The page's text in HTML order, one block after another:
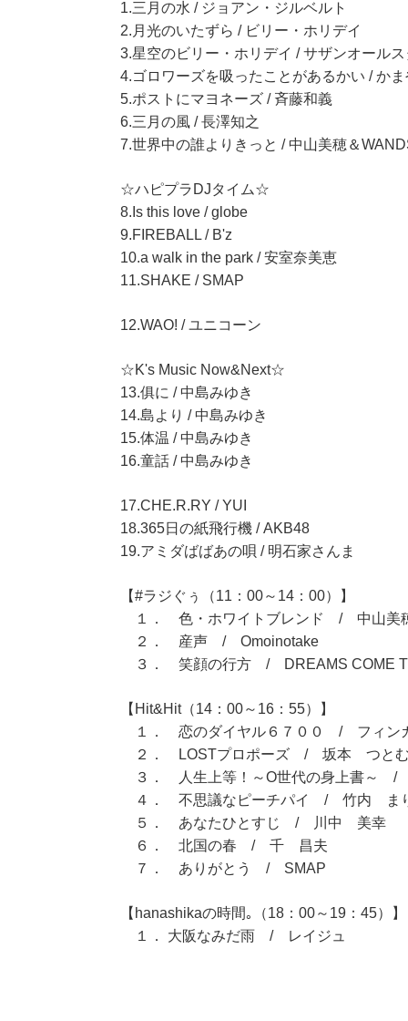
1.三月の水 / ジョアン・ジルベルト
2.月光のいたずら / ビリー・ホリデイ
3.星空のビリー・ホリデイ / サザンオール
4.ゴロワーズを吸ったことがあるかい / か
5.ポストにマヨネーズ / 斉藤和義
6.三月の風 / 長澤知之
7.世界中の誰よりきっと / 中山美穂＆
☆ハピプラDJタイム☆
8.Is this love / globe
9.FIREBALL / B'z
10.a walk in the park / 安室奈美恵
11.SHAKE / SMAP
12.WAO! / ユニコーン
☆K's Music Now&Next☆
13.俱に / 中島みゆき
14.島より / 中島みゆき
15.体温 / 中島みゆき
16.童話 / 中島みゆき
17.CHE.R.RY / YUI
18.365日の紙飛行機 / AKB48
19.アミダばばあの唄 / 明石家さんま
【#ラジぐぅ（11：00～14：00）】
１． 色・ホワイトブレンド / 中山美
２． 産声 / Omoinotake
３． 笑顔の行方 / DREAMS COME
【Hit&Hit（14：00～16：55）】
１． 恋のダイヤル６７００ / フィン
２． LOSTプロポーズ / 坂本 つと
３． 人生上等！～O世代の身上書～
４． 不思議なピーチパイ / 竹内 ま
５． あなたひとすじ / 川中 美幸
６． 北国の春 / 千 昌夫
７． ありがとう / SMAP
【hanashikaの時間｡（18：00～19：45）】
１． 大阪なみだ雨 / レイジュ